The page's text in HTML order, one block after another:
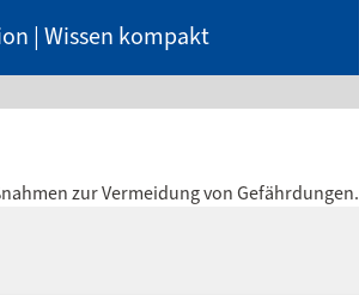
| Wissen kompakt
zur Vermeidung von Gefährdungen.